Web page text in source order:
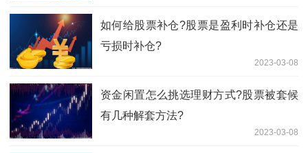
如何给股票补仓?股票是盈利时补仓还是
亏损时补仓?
2023-03-08
资金闲置怎么挑选理财方式?股票被套候
有几种解套方法?
2023-03-08